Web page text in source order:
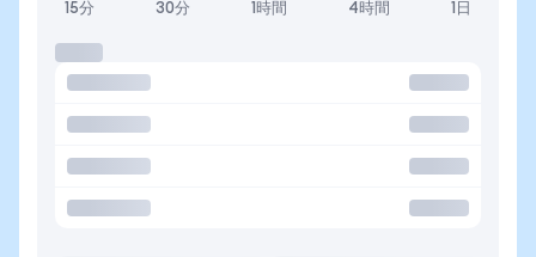
15分 30分 1時間 4時間 1日